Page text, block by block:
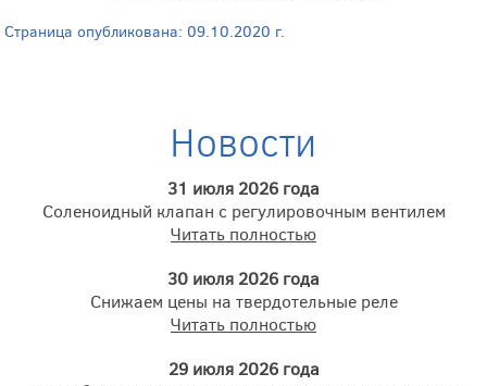
Страница опубликована: 09.10.2020 г.
Новости
31 июля 2026 года
Соленоидный клапан с регулировочным вентилем
Читать полностью
30 июля 2026 года
Снижаем цены на твердотельные реле
Читать полностью
29 июля 2026 года